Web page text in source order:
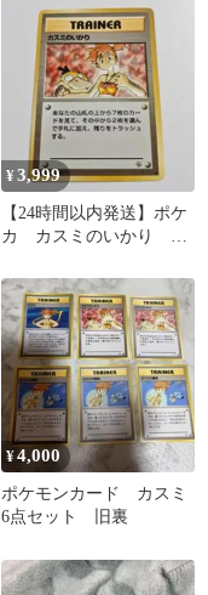
¥3,999
【24時間以内発送】ポケ
カ カスミのいかり 旧
¥4,000
ポケモンカード カスミ
6点セット 旧裏